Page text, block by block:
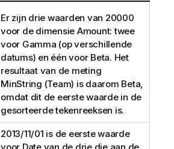
Er zijn drie waarden van 20000
voor de dimensie Amount: twee
voor Gamma (op verschillende
datums) en één voor Beta. Het
resultaat van de meting
MinString (Team) is daarom Beta,
omdat dit de eerste waarde in de
gesorteerde tekenreeksen is.
2013/11/01 is de eerste waarde